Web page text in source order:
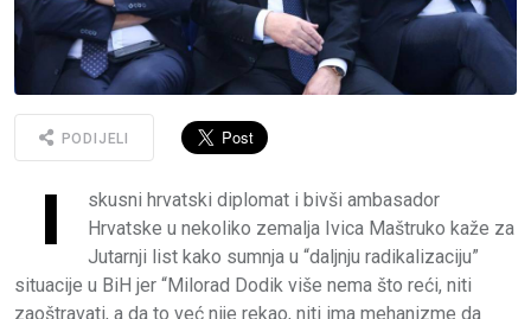
PODIJELI
I
skusni hrvatski diplomat i bivši ambasador
Hrvatske u nekoliko zemalja Ivica Maštruko kaže za
Jutarnji list kako sumnja u “daljnju radikalizaciju”
situacije u BiH jer “Milorad Dodik više nema što reći, niti
zaoštravati, a da to već nije rekao, niti ima mehanizme da